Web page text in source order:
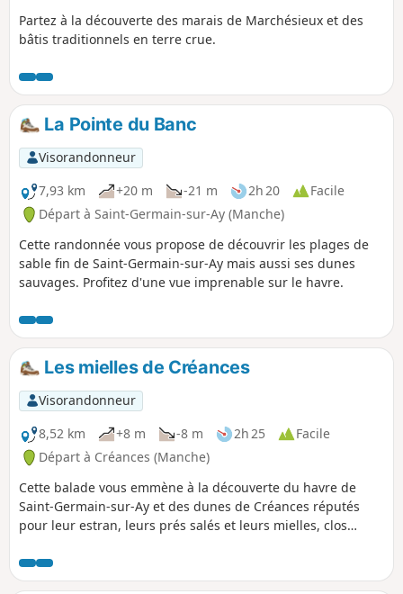
Partez à la découverte des marais de Marchésieux et des
bâtis traditionnels en terre crue.
La Pointe du Banc
Visorandonneur
7,93 km
+20 m -21 m 2h 20
Facile
Départ à Saint-Germain-sur-Ay (Manche)
Cette randonnée vous propose de découvrir les plages de
sable fin de Saint-Germain-sur-Ay mais aussi ses dunes
sauvages. Profitez d'une vue imprenable sur le havre.
Les mielles de Créances
Visorandonneur
8,52 km
+8 m -8 m 2h 25
Facile
Départ à Créances (Manche)
Cette balade vous emmène à la découverte du havre de
Saint-Germain-sur-Ay et des dunes de Créances réputés
pour leur estran, leurs prés salés et leurs mielles, clos